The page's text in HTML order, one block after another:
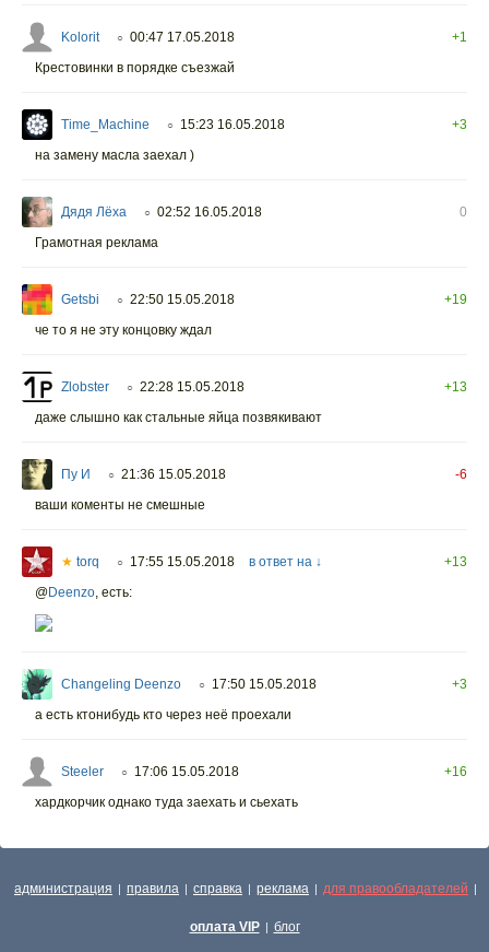
Kolorit ○ 00:47 17.05.2018
+1
Крестовинки в порядке съезжай
Time_Machine ○ 15:23 16.05.2018
+3
на замену масла заехал )
Дядя Лёха ○ 02:52 16.05.2018
0
Грамотная реклама
Getsbi ○ 22:50 15.05.2018
+19
че то я не эту концовку ждал
Zlobster ○ 22:28 15.05.2018
+13
даже слышно как стальные яйца позвякивают
Пу И ○ 21:36 15.05.2018
-6
ваши коменты не смешные
★ torq ○ 17:55 15.05.2018 в ответ на ↓
+13
@Deenzo есть:
Changeling Deenzo ○ 17:50 15.05.2018
+3
а есть ктонибудь кто через неё проехали
Steeler ○ 17:06 15.05.2018
+16
хардкорчик однако туда заехать и сьехать
администрация | правила | справка | реклама | для правообладателей |
оплата VIP | блог